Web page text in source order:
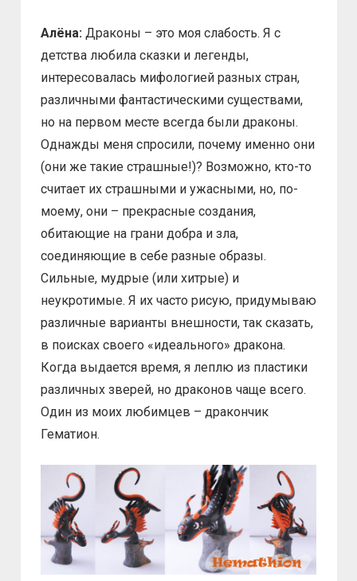
Алёна: Драконы – это моя слабость. Я с
детства любила сказки и легенды,
интересовалась мифологией разных стран,
различными фантастическими существами,
но на первом месте всегда были драконы.
Однажды меня спросили, почему именно они
(они же такие страшные!)? Возможно, кто-то
считает их страшными и ужасными, но, по-
моему, они – прекрасные создания,
обитающие на грани добра и зла,
соединяющие в себе разные образы.
Сильные, мудрые (или хитрые) и
неукротимые. Я их часто рисую, придумываю
различные варианты внешности, так сказать,
в поисках своего «идеального» дракона.
Когда выдается время, я леплю из пластики
различных зверей, но драконов чаще всего.
Один из моих любимцев – дракончик
Гематион.